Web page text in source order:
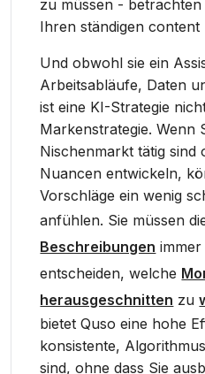
zu müssen - betrachten
Ihren ständigen content
Und obwohl sie ein
Arbeitsabläufe, Daten
ist eine KI-Strategie
Markenstrategie. Wenn
Nischenmarkt tätig sind
Nuancen entwickeln,
Vorschläge ein wenig
anfühlen. Sie müssen
Beschreibungen
entscheiden, welche
herausgeschnitten zu
bietet Quso eine hohe
konsistente,
sind, ohne dass Sie